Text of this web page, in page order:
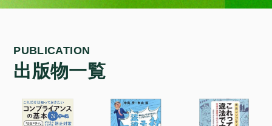
PUBLICATION
出版物一覧